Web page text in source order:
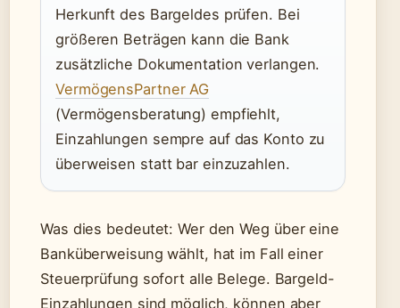
Herkunft des Bargeldes prüfen. Bei
größeren Beträgen kann die Bank
zusätzliche Dokumentation verlangen.
VermögensPartner AG
(Vermögensberatung) empfiehlt,
Einzahlungen sempre auf das Konto zu
überweisen statt bar einzuzahlen.
Was dies bedeutet: Wer den Weg über eine
Banküberweisung wählt, hat im Fall einer
Steuerprüfung sofort alle Belege. Bargeld-
Einzahlungen sind möglich, können aber